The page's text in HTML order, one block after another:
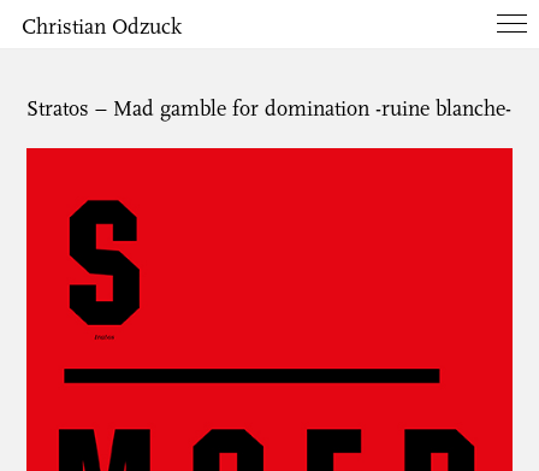
Contact
Christian Odzuck
Stratos – Mad gamble for domination -ruine blanche-